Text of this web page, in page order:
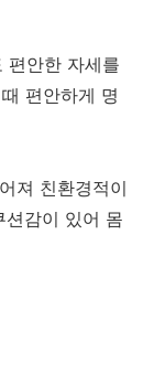
편안한 자세를
편안하게 명
져 친환경적이
션감이 있어 몸